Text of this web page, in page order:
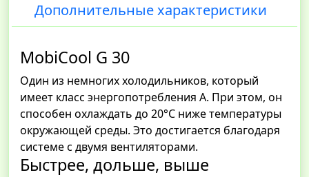
Дополнительные характеристики
MobiCool G 30
Один из немногих холодильников, который
имеет класс энергопотребления А. При этом, он
способен охлаждать до 20°C ниже температуры
окружающей среды. Это достигается благодаря
системе с двумя вентиляторами.
Быстрее, дольше, выше